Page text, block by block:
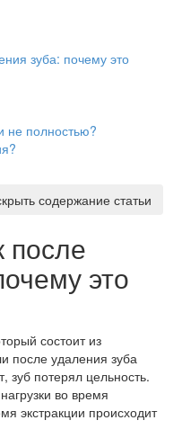
зуба: почему это
не полностью?
содержание статьи
после
это
состоит из
после удаления зуба
зуб потерял цельность.
во время
экстракции происходит